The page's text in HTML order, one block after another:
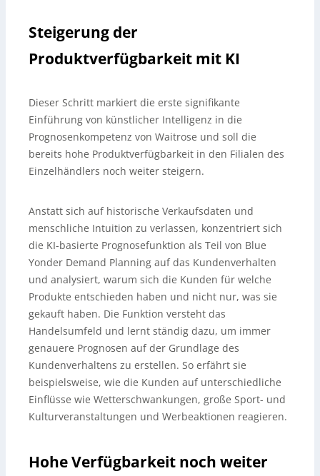
Steigerung der
Produktverfügbarkeit mit KI
Dieser Schritt markiert die erste signifikante
Einführung von künstlicher Intelligenz in die
Prognosenkompetenz von Waitrose und soll die
bereits hohe Produktverfügbarkeit in den Filialen des
Einzelhändlers noch weiter steigern.
Anstatt sich auf historische Verkaufsdaten und
menschliche Intuition zu verlassen, konzentriert sich
die KI-basierte Prognosefunktion als Teil von Blue
Yonder Demand Planning auf das Kundenverhalten
und analysiert, warum sich die Kunden für welche
Produkte entschieden haben und nicht nur, was sie
gekauft haben. Die Funktion versteht das
Handelsumfeld und lernt ständig dazu, um immer
genauere Prognosen auf der Grundlage des
Kundenverhaltens zu erstellen. So erfährt sie
beispielsweise, wie die Kunden auf unterschiedliche
Einflüsse wie Wetterschwankungen, große Sport- und
Kulturveranstaltungen und Werbeaktionen reagieren.
Hohe Verfügbarkeit noch weiter